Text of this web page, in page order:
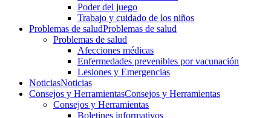
Poder del juego
Trabajo y cuidado de los niños
Problemas de saludProblemas de salud
Problemas de salud
Afecciones médicas
Enfermedades prevenibles por vacunación
Lesiones y Emergencias
NoticiasNoticias
Consejos y HerramientasConsejos y Herramientas
Consejos y Herramientas
Boletines informativos